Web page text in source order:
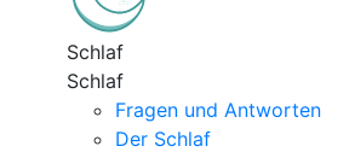
Schlaf
Schlaf
Fragen und Antworten
Der Schlaf